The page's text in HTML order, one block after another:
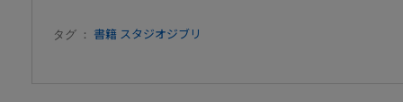
タグ ： 書籍 スタジオジブリ